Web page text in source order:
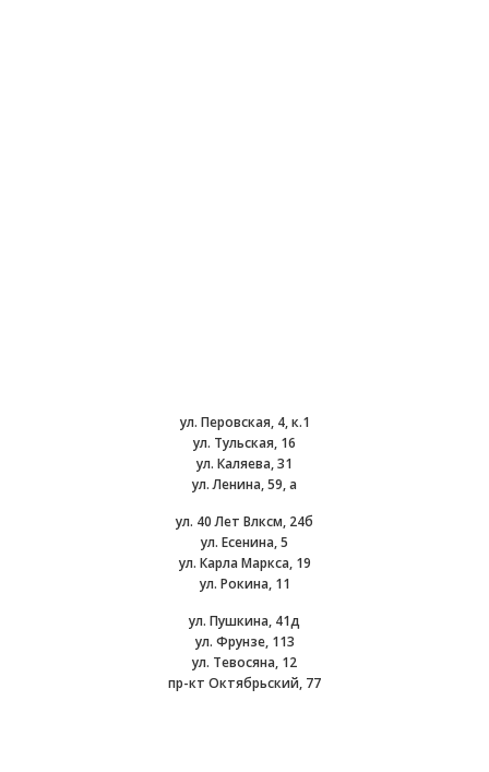
ул. Перовская, 4, к.1
ул. Тульская, 16
ул. Каляева, 31
ул. Ленина, 59, а
ул. 40 Лет Влксм, 24б
ул. Есенина, 5
ул. Карла Маркса, 19
ул. Рокина, 11
ул. Пушкина, 41д
ул. Фрунзе, 113
ул. Тевосяна, 12
пр-кт Октябрьский, 77